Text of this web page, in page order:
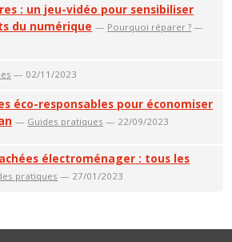
: un jeu-vidéo pour sensibiliser
du numérique — Pourquoi réparer ? —
— 02/11/2023
éco-responsables pour économiser
— Guides pratiques — 22/09/2023
électroménager : tous les
pratiques — 27/01/2023